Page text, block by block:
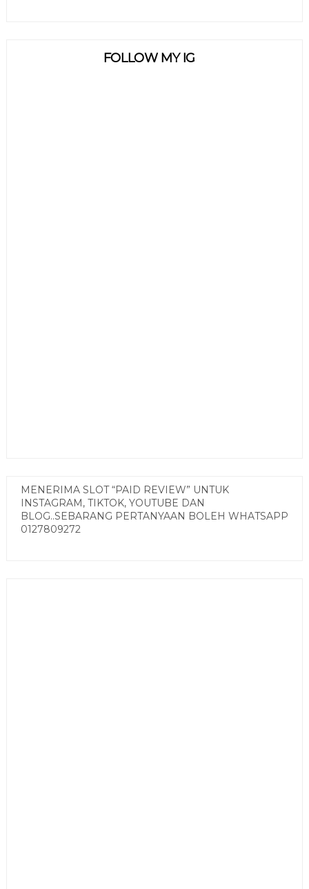
FOLLOW MY IG
MENERIMA SLOT “PAID REVIEW” UNTUK
INSTAGRAM, TIKTOK, YOUTUBE DAN
BLOG..SEBARANG PERTANYAAN BOLEH WHATSAPP
0127809272